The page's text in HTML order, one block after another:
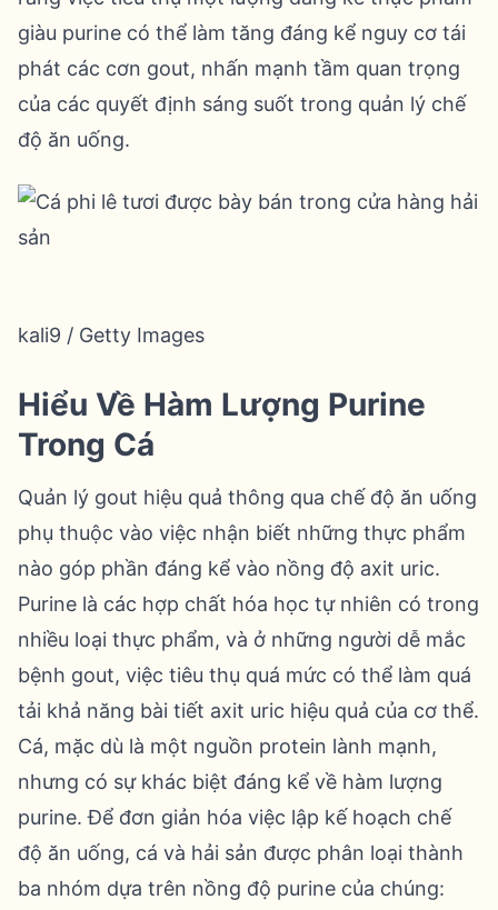
giàu purine có thể làm tăng đáng kể nguy cơ tái
phát các cơn gout, nhấn mạnh tầm quan trọng
của các quyết định sáng suốt trong quản lý chế
độ ăn uống.
kali9 / Getty Images
Hiểu Về Hàm Lượng Purine
Trong Cá
Quản lý gout hiệu quả thông qua chế độ ăn uống
phụ thuộc vào việc nhận biết những thực phẩm
nào góp phần đáng kể vào nồng độ axit uric.
Purine là các hợp chất hóa học tự nhiên có trong
nhiều loại thực phẩm, và ở những người dễ mắc
bệnh gout, việc tiêu thụ quá mức có thể làm quá
tải khả năng bài tiết axit uric hiệu quả của cơ thể.
Cá, mặc dù là một nguồn protein lành mạnh,
nhưng có sự khác biệt đáng kể về hàm lượng
purine. Để đơn giản hóa việc lập kế hoạch chế
độ ăn uống, cá và hải sản được phân loại thành
ba nhóm dựa trên nồng độ purine của chúng: